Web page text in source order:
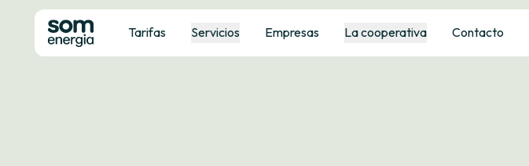
Tarifas Servicios Empresas La cooperativa Contacto